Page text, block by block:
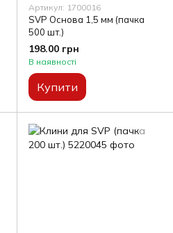
Артикул: 1700016
SVP Основа 1,5 мм (пачка
500 шт.)
198.00 грн
В наявності
Купити